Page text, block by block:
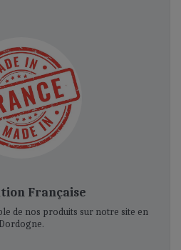
Française
de nos produits sur notre site en